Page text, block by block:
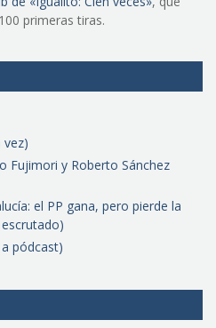
primeras tiras.
vez)
Fujimori y Roberto Sánchez
el PP gana, pero pierde la
pódcast)